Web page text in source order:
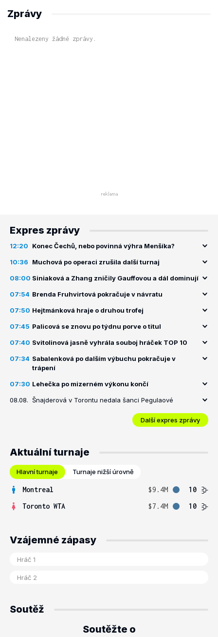
Zprávy
Nenalezeny žádné zprávy.
Expres zprávy
12:20 Konec Čechů, nebo povinná výhra Menšíka?
10:36 Muchová po operaci zrušila další turnaj
08:00 Siniaková a Zhang zničily Gauffovou a dál dominují
07:54 Brenda Fruhvirtová pokračuje v návratu
07:50 Hejtmánková hraje o druhou trofej
07:45 Palicová se znovu po týdnu porve o titul
07:40 Svitolinová jasně vyhrála souboj hráček TOP 10
07:34 Sabalenková po dalším výbuchu pokračuje v
trápení
07:30 Lehečka po mizerném výkonu končí
08.08. Šnajderová v Torontu nedala šanci Pegulaové
Další expres zprávy
Aktuální turnaje
Hlavní turnaje Turnaje nižší úrovně
Montreal $9.4M
10
Toronto WTA
$7.4M 10
Vzájemné zápasy
Soutěž
Soutěžte o